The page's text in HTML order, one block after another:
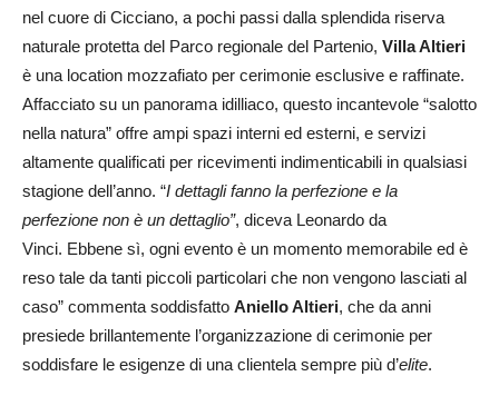
nel cuore di Cicciano, a pochi passi dalla splendida riserva
naturale protetta del Parco regionale del Partenio, Villa Altieri
è una location mozzafiato per cerimonie esclusive e raffinate.
Affacciato su un panorama idilliaco, questo incantevole “salotto
nella natura” offre ampi spazi interni ed esterni, e servizi
altamente qualificati per ricevimenti indimenticabili in qualsiasi
stagione dell’anno. “I dettagli fanno la perfezione e la
perfezione non è un dettaglio”, diceva Leonardo da
Vinci. Ebbene sì, ogni evento è un momento memorabile ed è
reso tale da tanti piccoli particolari che non vengono lasciati al
caso” commenta soddisfatto Aniello Altieri, che da anni
presiede brillantemente l’organizzazione di cerimonie per
soddisfare le esigenze di una clientela sempre più d’elite.